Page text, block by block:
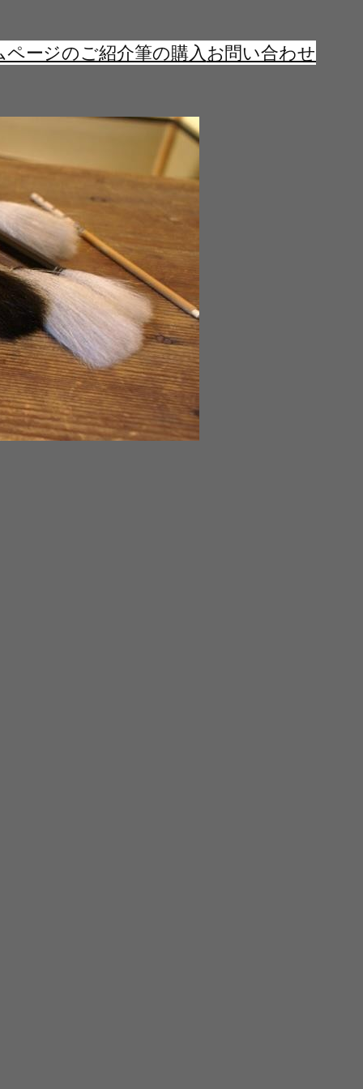
ページのご紹介筆の購入お問い合わせ